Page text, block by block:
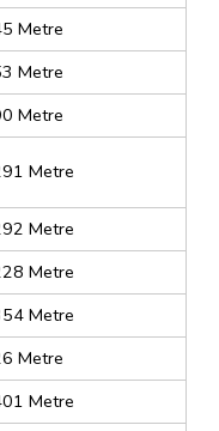
Metre
Metre
Metre
Metre
Metre
Metre
Metre
Metre
Metre